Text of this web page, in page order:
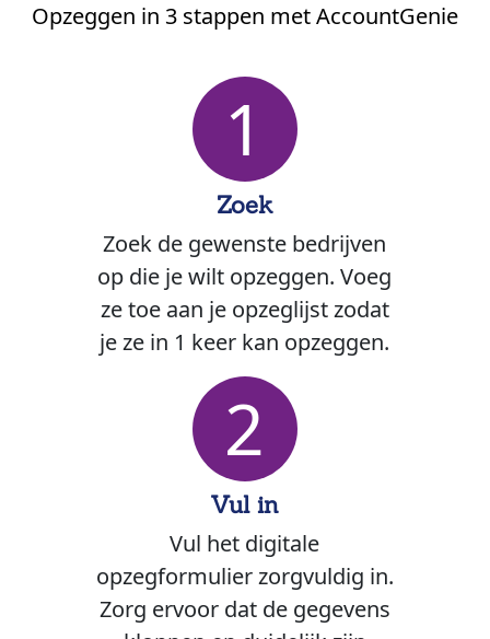
Opzeggen in 3 stappen met AccountGenie
1
Zoek
Zoek de gewenste bedrijven
op die je wilt opzeggen. Voeg
ze toe aan je opzeglijst zodat
je ze in 1 keer kan opzeggen.
2
Vul in
Vul het digitale
opzegformulier zorgvuldig in.
Zorg ervoor dat de gegevens